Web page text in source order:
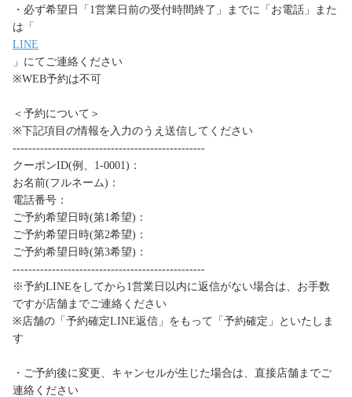
・必ず希望日「1営業日前の受付時間終了」までに「お電話」また
は「
LINE
」にてご連絡ください
※WEB予約は不可
＜予約について＞
※下記項目の情報を入力のうえ送信してください
-------------------------------------------------
クーポンID(例、1-0001)：
お名前(フルネーム)：
電話番号：
ご予約希望日時(第1希望)：
ご予約希望日時(第2希望)：
ご予約希望日時(第3希望)：
-------------------------------------------------
※予約LINEをしてから1営業日以内に返信がない場合は、お手数
ですが店舗までご連絡ください
※店舗の「予約確定LINE返信」をもって「予約確定」といたしま
す
・ご予約後に変更、キャンセルが生じた場合は、直接店舗までご
連絡ください